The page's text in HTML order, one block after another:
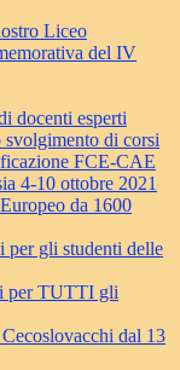
Liceo
del IV
docenti esperti
di corsi
FCE-CAE
4-10 ottobre 2021
da 1600
per gli studenti delle
per TUTTI gli
dal 13